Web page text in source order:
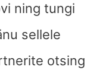
ning tungi
sellele
otsing